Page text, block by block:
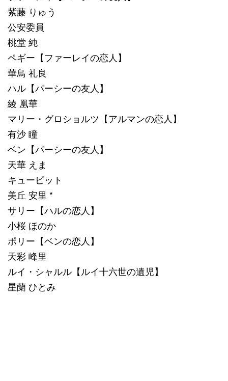
紫藤 りゅう
公安委員
桃堂 純
ペギー【ファーレイの恋人】
華鳥 礼良
ハル【パーシーの友人】
綾 凰華
マリー・グロショルツ【アルマンの恋人】
有沙 瞳
ベン【パーシーの友人】
天華 えま
キューピット
美丘 安里 *
サリー【ハルの恋人】
小桜 ほのか
ポリー【ベンの恋人】
天彩 峰里
ルイ・シャルル【ルイ十六世の遺児】
星蘭 ひとみ